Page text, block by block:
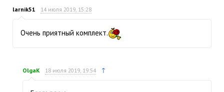
larnik51 14 июля 2019, 15:28
Очень приятный комплект.
OlgaK 18 июля 2019, 19:54 ↑